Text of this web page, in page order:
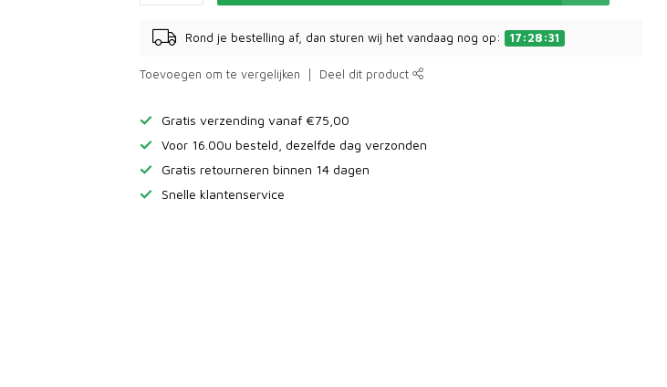
Rond je bestelling af, dan sturen wij het vandaag nog op: 17:28:30
Toevoegen om te vergelijken Deel dit product
Gratis verzending vanaf €75,00
Voor 16.00u besteld, dezelfde dag verzonden
Gratis retourneren binnen 14 dagen
Snelle klantenservice